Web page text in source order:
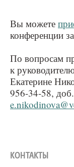
Вы можете
конференции за
По вопросам
к
Екатерине
956-34-58,
КОНТАКТЫ